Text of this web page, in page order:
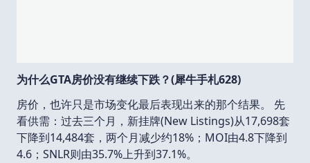
为什么GTA房价没有继续下跌？(犀牛手札628)
房价，也许只是市场变化最后表现出来的那个结果。 先
看供需：过去三个月，新挂牌(New Listings)从17,698套
下降到14,484套，两个月减少约18%；MOI由4.8下降到
4.6；SNLR则由35.7%上升到37.1%。